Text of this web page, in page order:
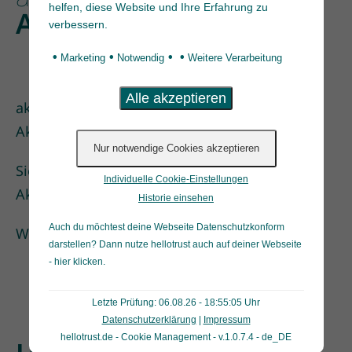
Aktionen
aktuell stehen leider keine Gesundheits-
Aktionen an.
Sie dürfen aber gespannt auf unsere nächste
Aktion im September sein.
Weitere Informationen folgen…
helfen, diese Website und Ihre Erfahrung zu
verbessern.
• Marketing • Notwendig • • Weitere Verarbeitung
Individuelle Cookie-Einstellungen
Historie einsehen
Auch du möchtest deine Webseite Datenschutzkonform
darstellen? Dann nutze hellotrust auch auf deiner Webseite
- hier klicken.
Letzte Prüfung: 06.08.26 - 18:55:05 Uhr
Datenschutzerklärung
Impressum
hellotrust.de - Cookie Management - v.1.0.7.4 - de_DE